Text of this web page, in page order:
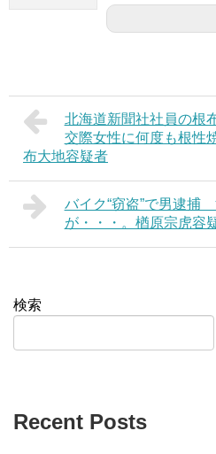
北海道新聞社社員の根
交際女性に何度も根性
布大地容疑者
バイク“窃盗”で男逮捕
が・・・。楢原宗虎容
検索
Recent Posts